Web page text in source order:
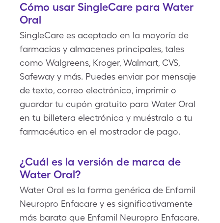
Cómo usar SingleCare para Water
Oral
SingleCare es aceptado en la mayoría de
farmacias y almacenes principales, tales
como Walgreens, Kroger, Walmart, CVS,
Safeway y más. Puedes enviar por mensaje
de texto, correo electrónico, imprimir o
guardar tu cupón gratuito para Water Oral
en tu billetera electrónica y muéstralo a tu
farmacéutico en el mostrador de pago.
¿Cuál es la versión de marca de
Water Oral?
Water Oral es la forma genérica de Enfamil
Neuropro Enfacare y es significativamente
más barata que Enfamil Neuropro Enfacare.